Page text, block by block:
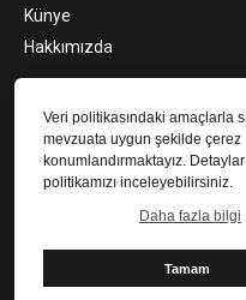
Veri politikasındaki amaçlarla
mevzuata uygun şekilde çerez
konumlandırmaktayız.
politikamızı inceleyebilirsiniz.
Daha fazla bilgi
Tamam
Künye
Hakkımızda